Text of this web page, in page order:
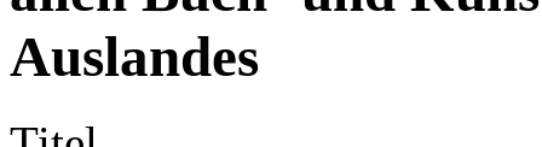
Auslandes